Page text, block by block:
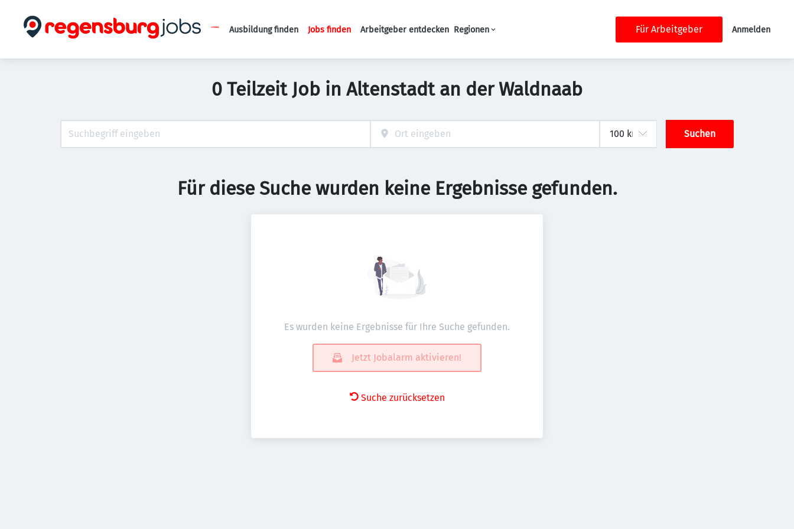
Haupt-Navigation
Ausbildung finden Jobs finden Arbeitgeber entdecken Regionen Für Arbeitgeber Anmelden
0 Teilzeit Job in Altenstadt an der Waldnaab
Suchen
Für diese Suche wurden keine Ergebnisse gefunden.
Es wurden keine Ergebnisse für Ihre Suche gefunden.
Jetzt Jobalarm aktivieren!
Suche zurücksetzen